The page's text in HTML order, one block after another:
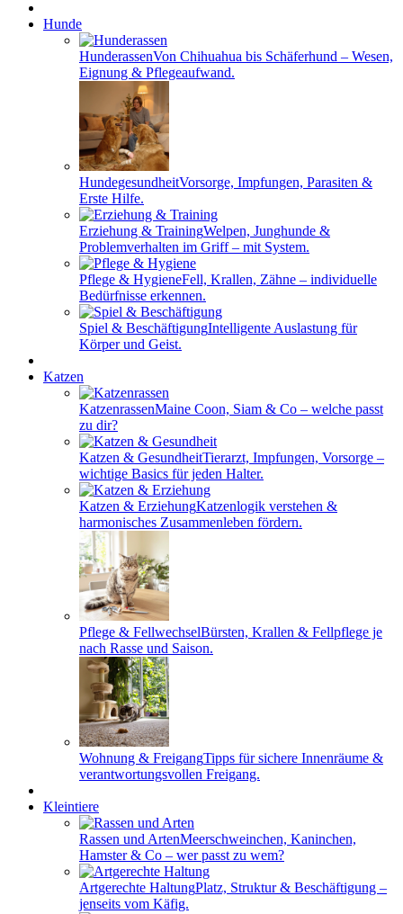
Hunde
HunderassenVon Chihuahua bis Schäferhund – Wesen,
Eignung & Pflegeaufwand.
HundegesundheitVorsorge, Impfungen, Parasiten &
Erste Hilfe.
Erziehung & TrainingWelpen, Junghunde &
Problemverhalten im Griff – mit System.
Pflege & HygieneFell, Krallen, Zähne – individuelle
Bedürfnisse erkennen.
Spiel & BeschäftigungIntelligente Auslastung für
Körper und Geist.
Katzen
KatzenrassenMaine Coon, Siam & Co – welche passt
zu dir?
Katzen & GesundheitTierarzt, Impfungen, Vorsorge –
wichtige Basics für jeden Halter.
Katzen & ErziehungKatzenlogik verstehen &
harmonisches Zusammenleben fördern.
Pflege & FellwechselBürsten, Krallen & Fellpflege je
nach Rasse und Saison.
Wohnung & FreigangTipps für sichere Innenräume &
verantwortungsvollen Freigang.
Kleintiere
Rassen und ArtenMeerschweinchen, Kaninchen,
Hamster & Co – wer passt zu wem?
Artgerechte HaltungPlatz, Struktur & Beschäftigung –
jenseits vom Käfig.